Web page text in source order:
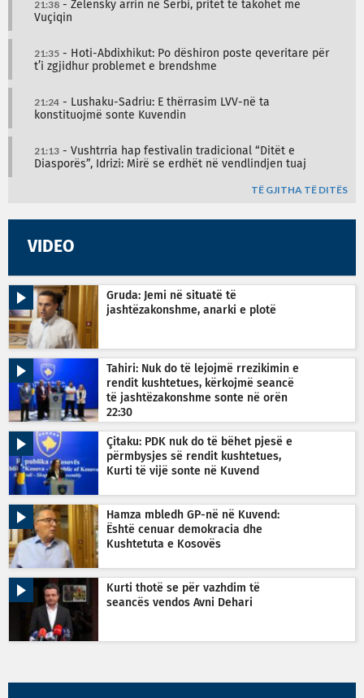
21:38 - Zelensky arrin në Serbi, pritet të takohet me
Vuçiqin
21:35 - Hoti-Abdixhikut: Po dëshiron poste qeveritare për
t’i zgjidhur problemet e brendshme
21:24 - Lushaku-Sadriu: E thërrasim LVV-në ta
konstituojmë sonte Kuvendin
21:13 - Vushtrria hap festivalin tradicional “Ditët e
Diasporës”, Idrizi: Mirë se erdhët në vendlindjen tuaj
TË GJITHA TË DITËS
VIDEO
Gruda: Jemi në situatë të
jashtëzakonshme, anarki e plotë
Tahiri: Nuk do të lejojmë rrezikimin e
rendit kushtetues, kërkojmë seancë
të jashtëzakonshme sonte në orën
22:30
Çitaku: PDK nuk do të bëhet pjesë e
përmbysjes së rendit kushtetues,
Kurti të vijë sonte në Kuvend
Hamza mbledh GP-në në Kuvend:
Është cenuar demokracia dhe
Kushtetuta e Kosovës
Kurti thotë se për vazhdim të
seancës vendos Avni Dehari